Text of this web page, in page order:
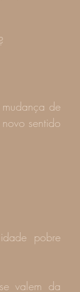
de
sentido
pobre
valem da